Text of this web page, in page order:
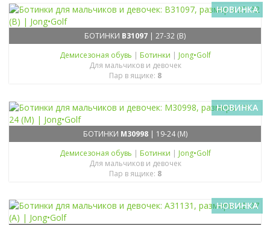
НОВИНКА
БОТИНКИ B31097 | 27-32 (B)
Демисезоная обувь | Ботинки | Jong•Golf
Для мальчиков и девочек
Пар в ящике: 8
НОВИНКА
БОТИНКИ M30998| 19-24 (M)
Демисезоная обувь | Ботинки | Jong•Golf
Для мальчиков и девочек
Пар в ящике: 8
НОВИНКА